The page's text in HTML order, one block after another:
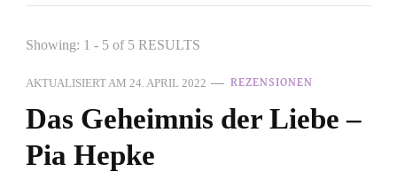
Showing: 1 - 5 of 5 RESULTS
AKTUALISIERT AM 24. APRIL 2022 REZENSIONEN
Das Geheimnis der Liebe –
Pia Hepke